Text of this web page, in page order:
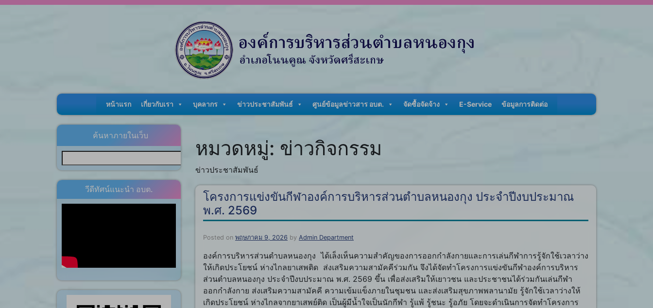
หน้าแรก เกี่ยวกับเรา บุคลากร ข่าวประชาสัมพันธ์ ศูนย์ข้อมูลข่าวสาร อบต. จัดซื้อจัดจ้าง E-Service ข้อมูลการติดต่อ
ค้นหาภายในเว็บ
วีดีทัศน์แนะนำ อบต.
หมวดหมู่: ข่าวกิจกรรม
ข่าวประชาสัมพันธ์
โครงการแข่งขันกีฬาองค์การบริหารส่วนตำบลหนองกุง ประจำปีงบประมาณ
พ.ศ. 2569
Posted on พฤษภาคม 9, 2026 by Admin Department
องค์การบริหารส่วนตำบลหนองกุง ได้เล็งเห็นความสำคัญของการออกกำลังกายและการเล่นกีฬาการรู้จักใช้เวลาว่าง
ให้เกิดประโยชน์ ห่างไกลยาเสพติด ส่งเสริมความสามัคคีร่วมกัน จึงได้จัดทำโครงการแข่งขันกีฬาองค์การบริหาร
ส่วนตำบลหนองกุง ประจำปีงบประมาณ พ.ศ. 2569 ขึ้น เพื่อส่งเสริมให้เยาวชน และประชาชนได้ร่วมกันเล่นกีฬา
ออกกำลังกาย ส่งเสริมความสามัคคี ความเข้มแข็งภายในชุมชน และส่งเสริมสุขภาพพลานามัย รู้จักใช้เวลาว่างให้
เกิดประโยชน์ ห่างไกลจากยาเสพย์ติด เป็นผู้มีน้ำใจเป็นนักกีฬา รู้แพ้ รู้ชนะ รู้อภัย โดยจะดำเนินการจัดทำโครงการ